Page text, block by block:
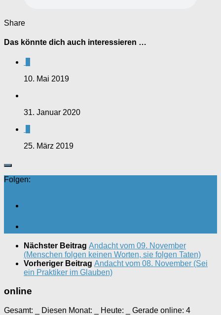
Share
Das könnte dich auch interessieren …
10. Mai 2019
31. Januar 2020
25. März 2019
Folgen:
Nächster Beitrag Andacht vom 09. November
(Menschen folgen keinen Worten, sie folgen Taten)
Vorheriger Beitrag Andacht vom 08. November (Sei
ein Praktiker im Glauben)
online
Gesamt: Diesen Monat: Heute: Gerade online: 4